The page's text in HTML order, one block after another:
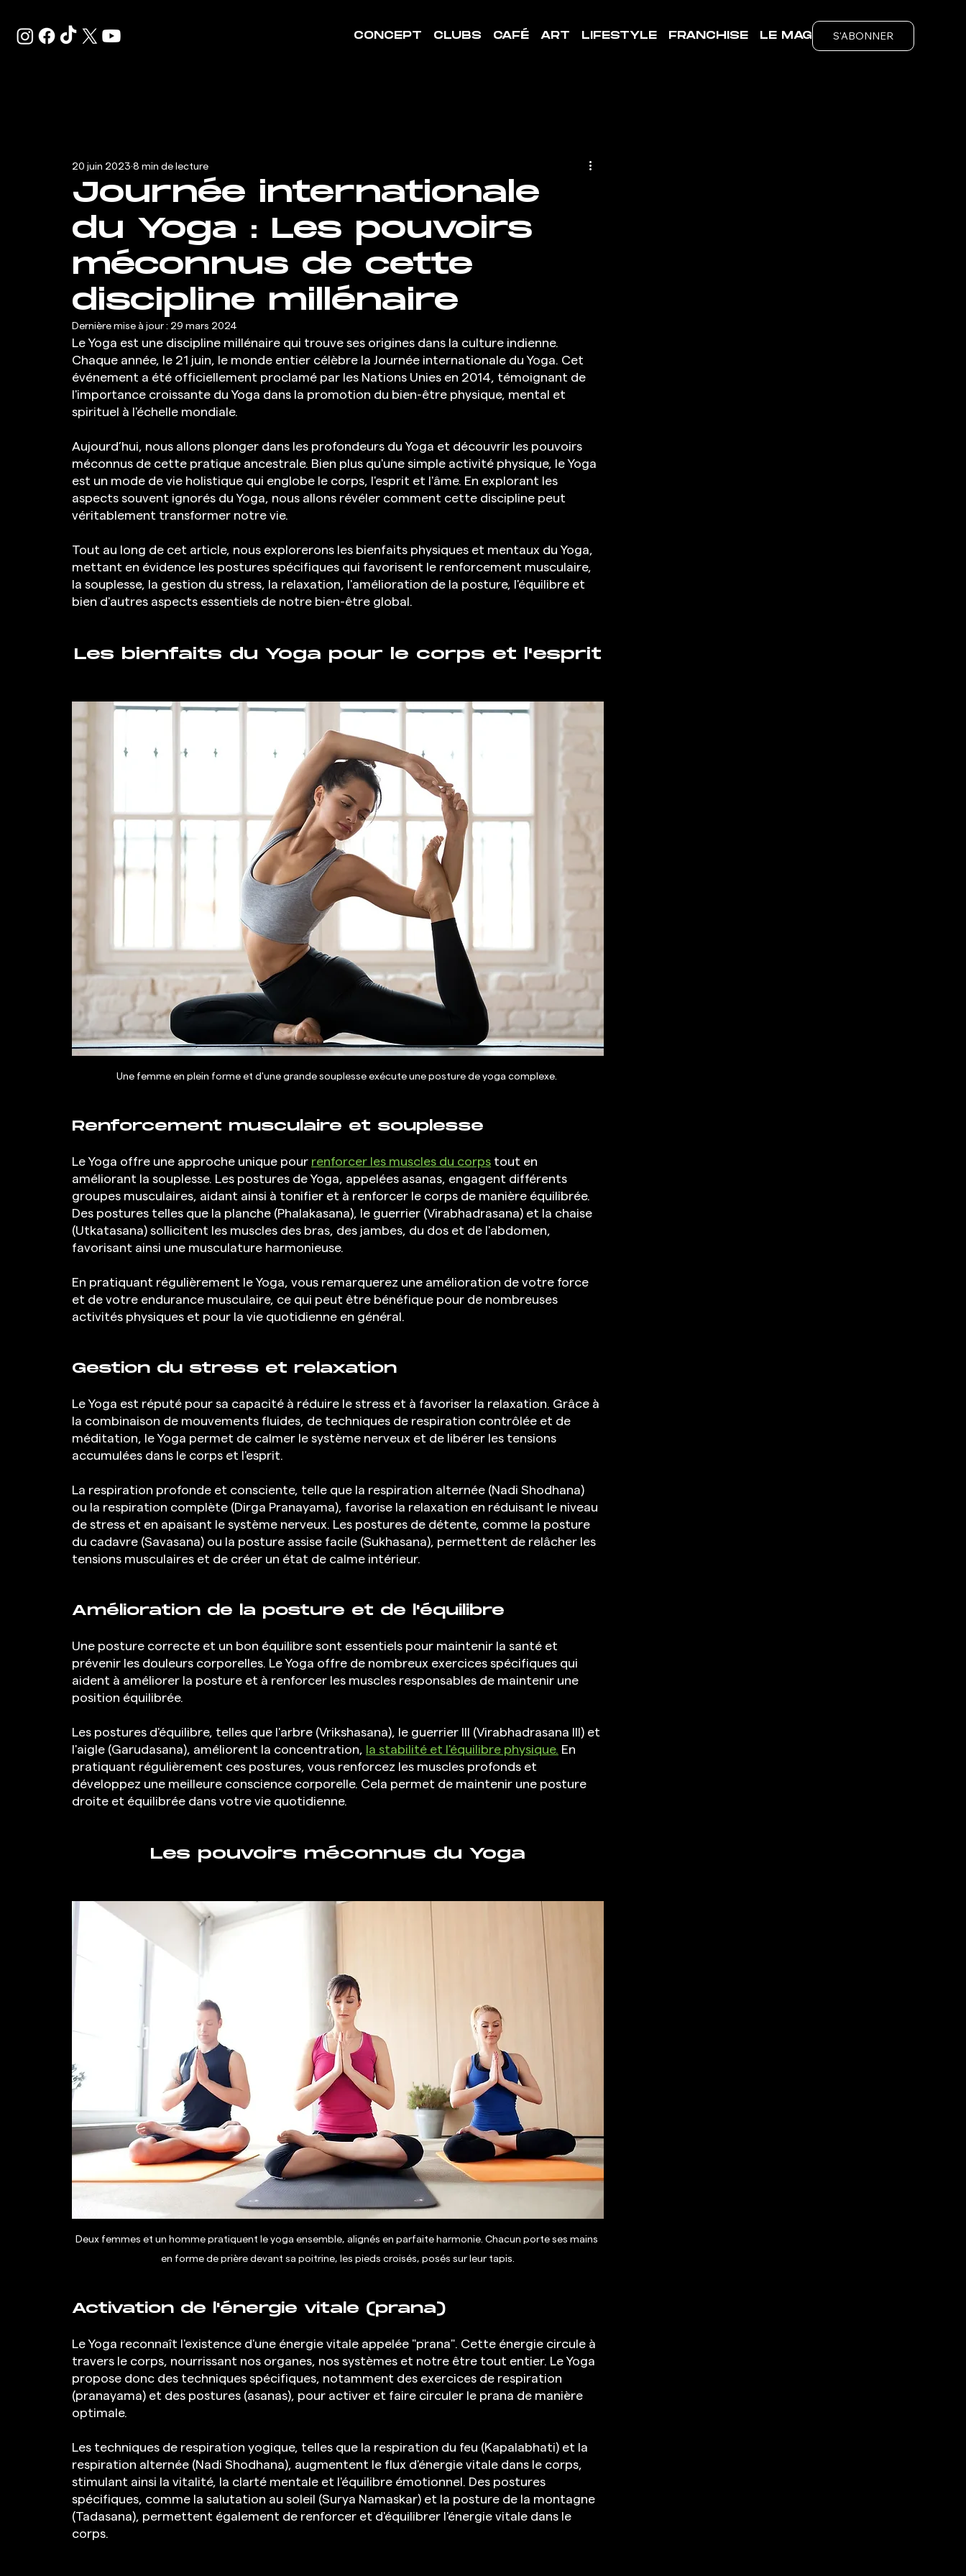
CONCEPT CLUBS CAFÉ ART LIFESTYLE FRANCHISE LE MAG S'ABONNER
Journée internationale
du Yoga : Les pouvoirs
méconnus de cette
discipline millénaire
20 juin 2023 8 min de lecture
Dernière mise à jour : 29 mars 2024
Le Yoga est une discipline millénaire qui trouve ses origines dans la culture indienne.
Chaque année, le 21 juin, le monde entier célèbre la Journée internationale du Yoga. Cet
événement a été officiellement proclamé par les Nations Unies en 2014, témoignant de
l'importance croissante du Yoga dans la promotion du bien-être physique, mental et
spirituel à l'échelle mondiale.
Aujourd’hui, nous allons plonger dans les profondeurs du Yoga et découvrir les pouvoirs
méconnus de cette pratique ancestrale. Bien plus qu'une simple activité physique, le Yoga
est un mode de vie holistique qui englobe le corps, l'esprit et l'âme. En explorant les
aspects souvent ignorés du Yoga, nous allons révéler comment cette discipline peut
véritablement transformer notre vie.
Tout au long de cet article, nous explorerons les bienfaits physiques et mentaux du Yoga,
mettant en évidence les postures spécifiques qui favorisent le renforcement musculaire,
la souplesse, la gestion du stress, la relaxation, l'amélioration de la posture, l'équilibre et
bien d'autres aspects essentiels de notre bien-être global.
Les bienfaits du Yoga pour le corps et l'esprit
Une femme en plein forme et d'une grande souplesse exécute une posture de yoga complexe.
Renforcement musculaire et souplesse
Le Yoga offre une approche unique pour renforcer les muscles du corps tout en
améliorant la souplesse. Les postures de Yoga, appelées asanas, engagent différents
groupes musculaires, aidant ainsi à tonifier et à renforcer le corps de manière équilibrée.
Des postures telles que la planche (Phalakasana), le guerrier (Virabhadrasana) et la chaise
(Utkatasana) sollicitent les muscles des bras, des jambes, du dos et de l'abdomen,
favorisant ainsi une musculature harmonieuse.
En pratiquant régulièrement le Yoga, vous remarquerez une amélioration de votre force
et de votre endurance musculaire, ce qui peut être bénéfique pour de nombreuses
activités physiques et pour la vie quotidienne en général.
Gestion du stress et relaxation
Le Yoga est réputé pour sa capacité à réduire le stress et à favoriser la relaxation. Grâce à
la combinaison de mouvements fluides, de techniques de respiration contrôlée et de
méditation, le Yoga permet de calmer le système nerveux et de libérer les tensions
accumulées dans le corps et l'esprit.
La respiration profonde et consciente, telle que la respiration alternée (Nadi Shodhana)
ou la respiration complète (Dirga Pranayama), favorise la relaxation en réduisant le niveau
de stress et en apaisant le système nerveux. Les postures de détente, comme la posture
du cadavre (Savasana) ou la posture assise facile (Sukhasana), permettent de relâcher les
tensions musculaires et de créer un état de calme intérieur.
Amélioration de la posture et de l'équilibre
Une posture correcte et un bon équilibre sont essentiels pour maintenir la santé et
prévenir les douleurs corporelles. Le Yoga offre de nombreux exercices spécifiques qui
aident à améliorer la posture et à renforcer les muscles responsables de maintenir une
position équilibrée.
Les postures d'équilibre, telles que l'arbre (Vrikshasana), le guerrier III (Virabhadrasana III) et
l'aigle (Garudasana), améliorent la concentration, la stabilité et l'équilibre physique. En
pratiquant régulièrement ces postures, vous renforcez les muscles profonds et
développez une meilleure conscience corporelle. Cela permet de maintenir une posture
droite et équilibrée dans votre vie quotidienne.
Les pouvoirs méconnus du Yoga
Deux femmes et un homme pratiquent le yoga ensemble, alignés en parfaite harmonie. Chacun porte ses mains
en forme de prière devant sa poitrine, les pieds croisés, posés sur leur tapis.
Activation de l'énergie vitale (prana)
Le Yoga reconnaît l'existence d'une énergie vitale appelée "prana". Cette énergie circule à
travers le corps, nourrissant nos organes, nos systèmes et notre être tout entier. Le Yoga
propose donc des techniques spécifiques, notamment des exercices de respiration
(pranayama) et des postures (asanas), pour activer et faire circuler le prana de manière
optimale.
Les techniques de respiration yogique, telles que la respiration du feu (Kapalabhati) et la
respiration alternée (Nadi Shodhana), augmentent le flux d'énergie vitale dans le corps,
stimulant ainsi la vitalité, la clarté mentale et l'équilibre émotionnel. Des postures
spécifiques, comme la salutation au soleil (Surya Namaskar) et la posture de la montagne
(Tadasana), permettent également de renforcer et d'équilibrer l'énergie vitale dans le
corps.